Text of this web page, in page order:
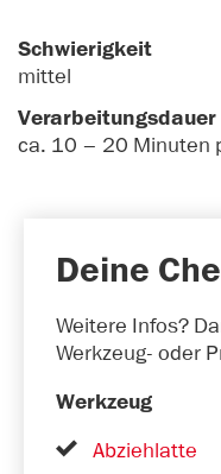
Schwierigkeit
mittel
Verarbeitungsdauer
ca. 10 – 20 Minuten
Deine
Weitere Infos?
Werkzeug- oder
Werkzeug
Abziehlatte